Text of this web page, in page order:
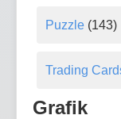
Puzzle(143)
Trading
Grafik